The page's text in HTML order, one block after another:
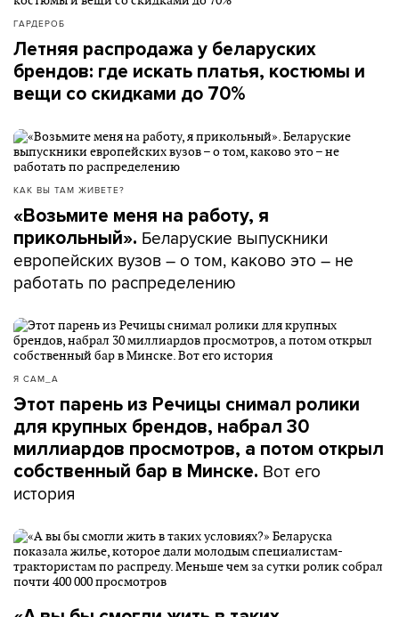
ГАРДЕРОБ
Летняя распродажа у беларуских
брендов: где искать платья, костюмы и
вещи со скидками до 70%
КАК ВЫ ТАМ ЖИВЕТЕ?
«Возьмите меня на работу, я
прикольный». Беларуские выпускники
европейских вузов – о том, каково это – не
работать по распределению
Я САМ_А
Этот парень из Речицы снимал ролики
для крупных брендов, набрал 30
миллиардов просмотров, а потом открыл
собственный бар в Минске. Вот его
история